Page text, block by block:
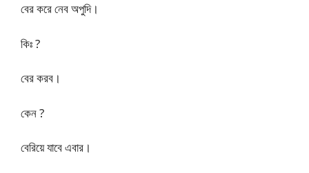
বের করে নেব অপুদি।
কিঃ ?
বের করব।
কেন ?
বেরিয়ে যাবে এবার।